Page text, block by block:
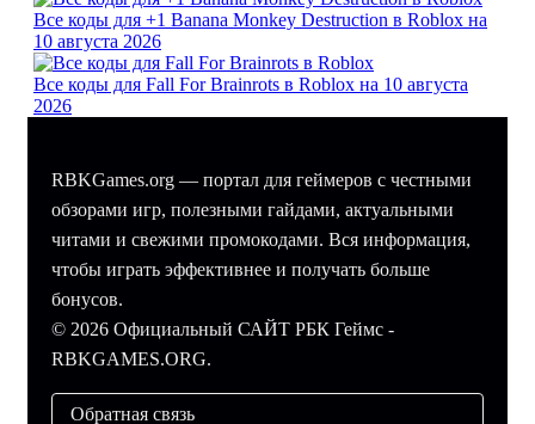
Все коды для +1 Banana Monkey Destruction в Roblox на
10 августа 2026
Все коды для Fall For Brainrots в Roblox на 10 августа
2026
RBKGames.org — портал для геймеров с честными
обзорами игр, полезными гайдами, актуальными
читами и свежими промокодами. Вся информация,
чтобы играть эффективнее и получать больше
бонусов.
© 2026 Официальный САЙТ РБК Геймс -
RBKGAMES.ORG.
Обратная связь